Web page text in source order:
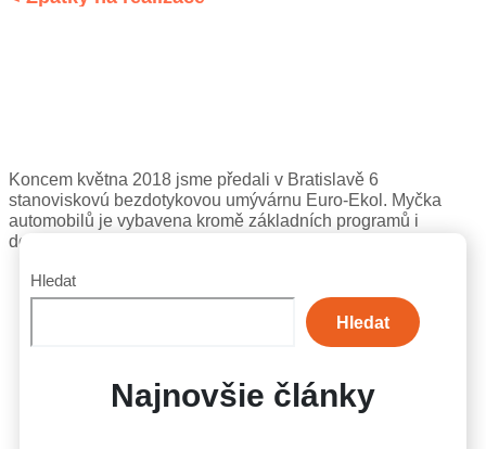
Koncem května 2018 jsme předali v Bratislavě 6
stanoviskovú bezdotykovou umývárnu Euro-Ekol. Myčka
automobilů je vybavena kromě základních programů i
doplňkovým programem s Turbo pěnou a Turbo kartáčem.
Hledat
Hledat
Najnovšie články